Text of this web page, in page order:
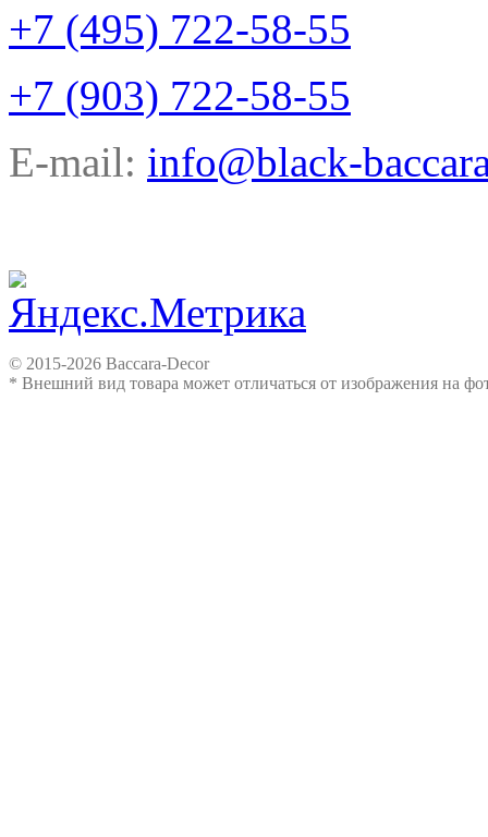
+7 (495) 722-58-55
+7 (903) 722-58-55
E-mail: info@black-
© 2015-2026 Baccara-Decor
* Внешний вид товара может отличаться от изображения на